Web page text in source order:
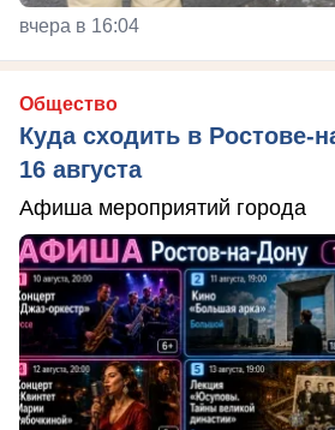
вчера в 16:04
Общество
Куда сходить в Ростове-
16 августа
Афиша мероприятий города